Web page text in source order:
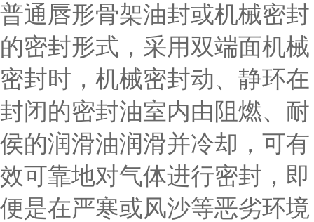
普通唇形骨架油封或机械密封
的密封形式，采用双端面机械
密封时，机械密封动、静环在
封闭的密封油室内由阻燃、耐
侯的润滑油润滑并冷却，可有
效可靠地对气体进行密封，即
便是在严寒或风沙等恶劣环境